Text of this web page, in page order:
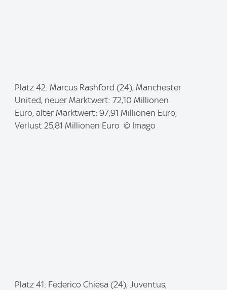
m
Platz 42: Marcus Rashford (24), Manchester
United, neuer Marktwert: 72,10 Millionen
Euro, alter Marktwert: 97,91 Millionen Euro,
Verlust 25,81 Millionen Euro © Imago
Platz 41: Federico Chiesa (24), Juventus,